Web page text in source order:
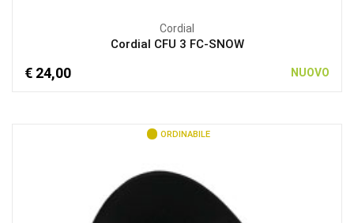
Cordial
Cordial CFU 3 FC-SNOW
€ 24,00 NUOVO
ORDINABILE